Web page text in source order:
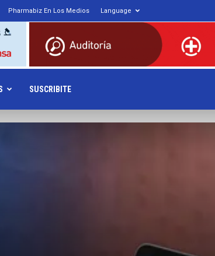
Pharmabiz En Los Medios Language
SUSCRIBITE